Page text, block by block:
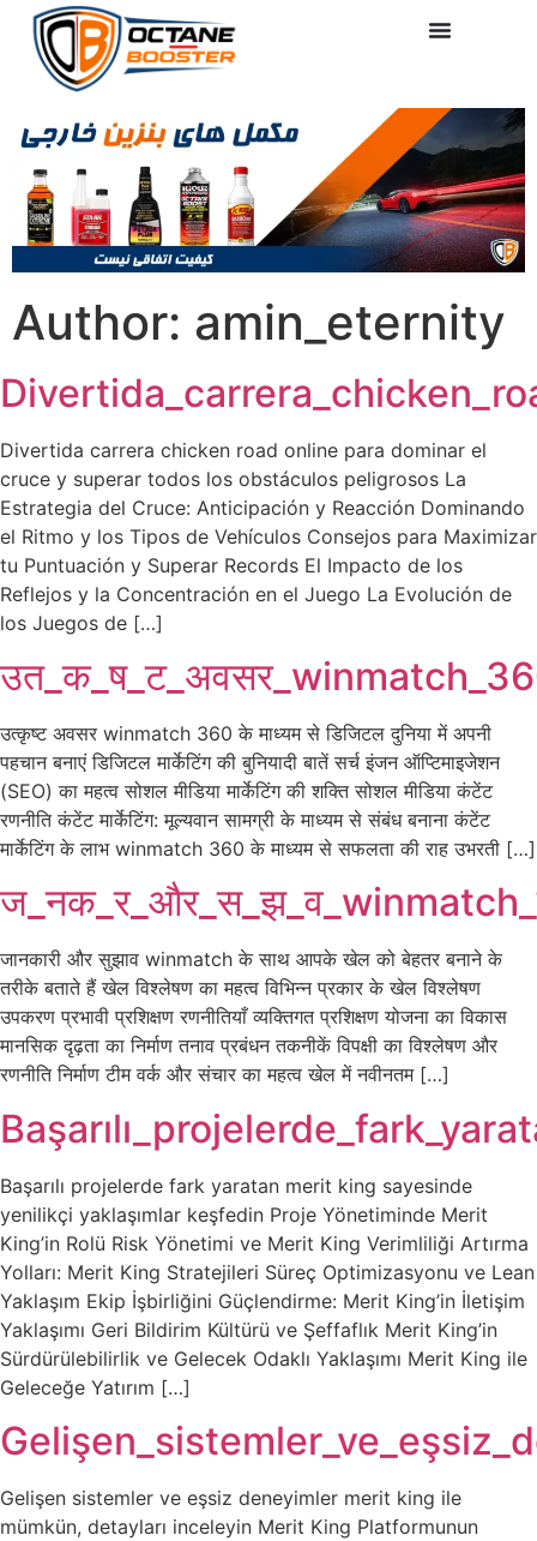
Author: amin_eternity
Divertida carrera chicken road online para dominar el
cruce y superar todos los obstáculos peligrosos La
Estrategia del Cruce: Anticipación y Reacción Dominando
el Ritmo y los Tipos de Vehículos Consejos para Maximizar
tu Puntuación y Superar Records El Impacto de los
Reflejos y la Concentración en el Juego La Evolución de
los Juegos de […]
उत्कृष्ट अवसर winmatch 360 के माध्यम से डिजिटल दुनिया में अपनी
पहचान बनाएं डिजिटल मार्केटिंग की बुनियादी बातें सर्च इंजन ऑप्टिमाइजेशन
(SEO) का महत्व सोशल मीडिया मार्केटिंग की शक्ति सोशल मीडिया कंटेंट
रणनीति कंटेंट मार्केटिंग: मूल्यवान सामग्री के माध्यम से संबंध बनाना कंटेंट
मार्केटिंग के लाभ winmatch 360 के माध्यम से सफलता की राह उभरती […]
जानकारी और सुझाव winmatch के साथ आपके खेल को बेहतर बनाने के
तरीके बताते हैं खेल विश्लेषण का महत्व विभिन्न प्रकार के खेल विश्लेषण
उपकरण प्रभावी प्रशिक्षण रणनीतियाँ व्यक्तिगत प्रशिक्षण योजना का विकास
मानसिक दृढ़ता का निर्माण तनाव प्रबंधन तकनीकें विपक्षी का विश्लेषण और
रणनीति निर्माण टीम वर्क और संचार का महत्व खेल में नवीनतम […]
Başarılı projelerde fark yaratan merit king sayesinde
yenilikçi yaklaşımlar keşfedin Proje Yönetiminde Merit
King’in Rolü Risk Yönetimi ve Merit King Verimliliği Artırma
Yolları: Merit King Stratejileri Süreç Optimizasyonu ve Lean
Yaklaşım Ekip İşbirliğini Güçlendirme: Merit King’in İletişim
Yaklaşımı Geri Bildirim Kültürü ve Şeffaflık Merit King’in
Sürdürülebilirlik ve Gelecek Odaklı Yaklaşımı Merit King ile
Geleceğe Yatırım […]
Gelişen sistemler ve eşsiz deneyimler merit king ile
mümkün, detayları inceleyin Merit King Platformunun